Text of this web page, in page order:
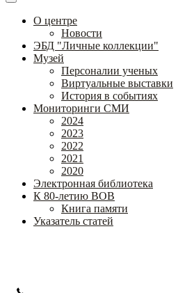
О центре
Новости
ЭБД "Личные коллекции"
Музей
Персоналии ученых
Виртуальные выставки
История в событиях
Мониторинги СМИ
2024
2023
2022
2021
2020
Электронная библиотека
К 80-летию ВОВ
Книга памяти
Указатель статей